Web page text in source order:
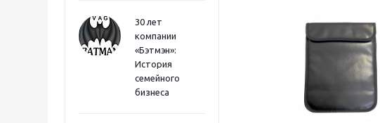
30 лет
компании
«Бэтмэн»:
История
семейного
бизнеса